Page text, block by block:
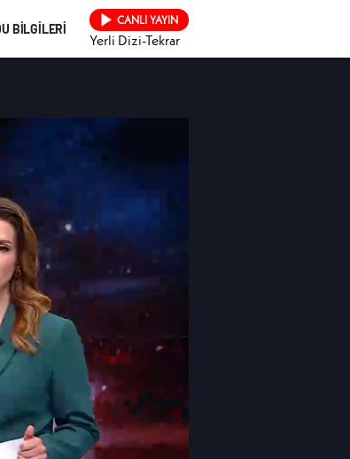
BİLGİLERİ
CANLI YAYIN
Yerli Dizi-Tekrar